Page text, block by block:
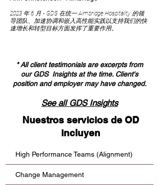
2023 年 6 月 - GDS 在统一 Aimbridge Hospitality 的领
导团队、加速协调和嵌入高性能实践以支持我们的快
速增长和转型目标方面发挥了重要作用。
* All client testimonials are excerpts from
our GDS Insights at the time. Client's
position and employer may have changed.
See all GDS Insights
Nuestros servicios de OD
incluyen
High Performance Teams (Alignment)
Change Management